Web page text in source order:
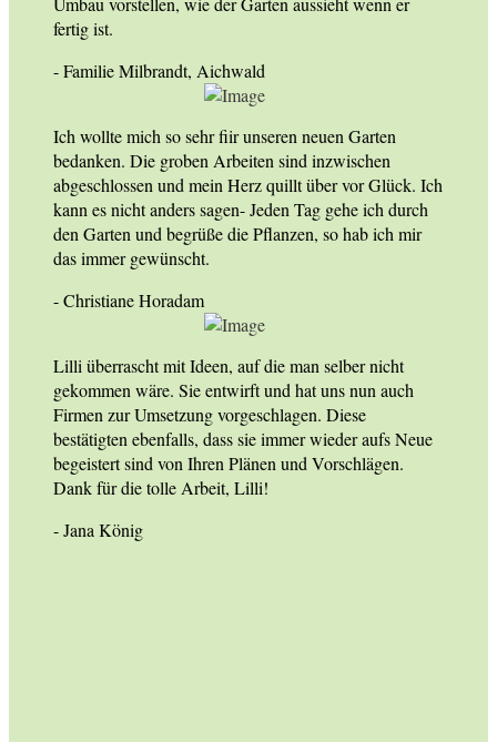
fertig ist.
- Familie Milbrandt, Aichwald
Ich wollte mich so sehr fiir unseren neuen Garten
bedanken. Die groben Arbeiten sind inzwischen
abgeschlossen und mein Herz quillt über vor Glück. Ich
kann es nicht anders sagen- Jeden Tag gehe ich durch
den Garten und begrüße die Pflanzen, so hab ich mir
das immer gewünscht.
- Christiane Horadam
Lilli überrascht mit Ideen, auf die man selber nicht
gekommen wäre. Sie entwirft und hat uns nun auch
Firmen zur Umsetzung vorgeschlagen. Diese
bestätigten ebenfalls, dass sie immer wieder aufs Neue
begeistert sind von Ihren Plänen und Vorschlägen.
Dank für die tolle Arbeit, Lilli!
- Jana König